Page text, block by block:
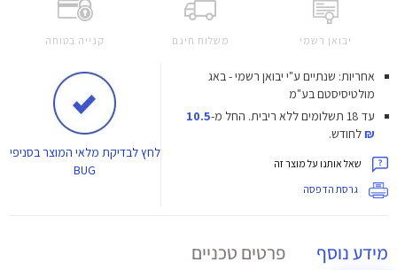
יבואן רשמי משלוח חינם קנייה בטוחה
אחריות: שנתיים ע"י יבואן רשמי - באג
מולטיסיסטם בע"מ
עד 18 תשלומים ללא ריבית.
החל מ-10.5
₪לחודש.
שאל אותנו על מוצר זה
גרסת הדפסה
לחץלבדיקת מלאי המוצר בסניפי
BUG
מידע נוסף פרטים טכניים